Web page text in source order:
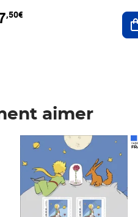
panier
,50€
aimer
Prix 7,50€